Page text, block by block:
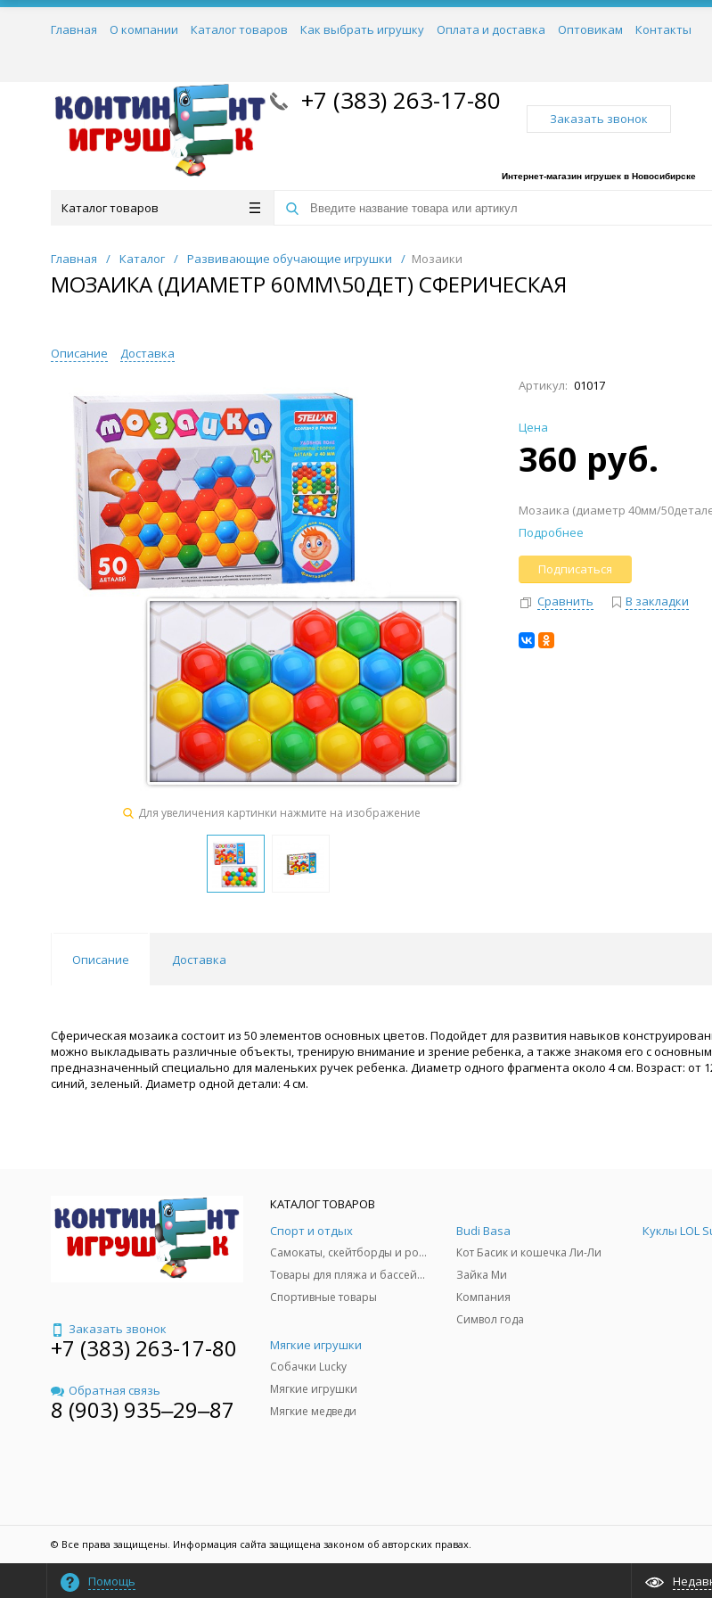
Главная О компании Каталог товаров Как выбрать игрушку Оплата и доставка Оптовикам Контакты
+7 (383) 263-17-80
Заказать звонок
Интернет-магазин игрушек в Новосибирске
Каталог товаров
Главная / Каталог / Развивающие обучающие игрушки / Мозаики
МОЗАИКА (ДИАМЕТР 60ММ\50ДЕТ) СФЕРИЧЕСКАЯ
Описание Доставка
Для увеличения картинки нажмите на изображение
Артикул: 01017
Цена
360 руб.
Мозаика (диаметр 40мм/
Подробнее
Подписаться
Сравнить
В закладки
Описание Доставка
Сферическая мозаика состоит из 50 элементов основных цветов. Подойдет для развития навыков
можно выкладывать различные объекты, тренирую внимание и зрение ребенка, а также знакомя его с
предназначенный специально для маленьких ручек ребенка. Диаметр одного фрагмента около 4 см. Возраст:
синий, зеленый. Диаметр одной детали: 4 см.
Заказать звонок
+7 (383) 263-17-80
Обратная связь
8 (903) 935‒29‒87
КАТАЛОГ ТОВАРОВ
Спорт и отдых
Самокаты, скейтборды и ролики
Товары для пляжа и бассейны
Спортивные товары
Budi Basa
Кот Басик и кошечка Ли-Ли
Зайка Ми
Компания
Символ года
Куклы LOL
Мягкие игрушки
Собачки Lucky
Мягкие игрушки
Мягкие медведи
© Все права защищены. Информация сайта защищена законом об авторских правах.
Помощь